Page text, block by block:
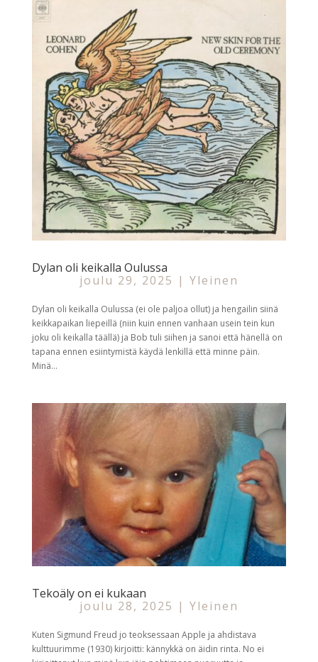
Dylan oli keikalla Oulussa
joulu 29, 2025 | Yleinen
Dylan oli keikalla Oulussa (ei ole paljoa ollut) ja hengailin siinä
keikkapaikan liepeillä (niin kuin ennen vanhaan usein tein kun
joku oli keikalla täällä) ja Bob tuli siihen ja sanoi että hänellä on
tapana ennen esiintymistä käydä lenkillä että minne päin.
Minä...
Tekoäly on ei kukaan
joulu 28, 2025 | Yleinen
Kuten Sigmund Freud jo teoksessaan Apple ja ahdistava
kulttuurimme (1930) kirjoitti: kännykkä on äidin rinta. No ei